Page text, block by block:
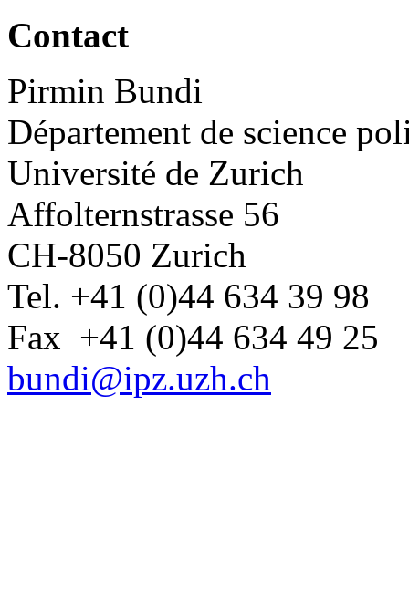
Contact
Pirmin Bundi
Département de science
Université de Zurich
Affolternstrasse 56
CH-8050 Zurich
Tel. +41 (0)44 634 39 98
Fax +41 (0)44 634 49 25
bundi@ipz.uzh.ch